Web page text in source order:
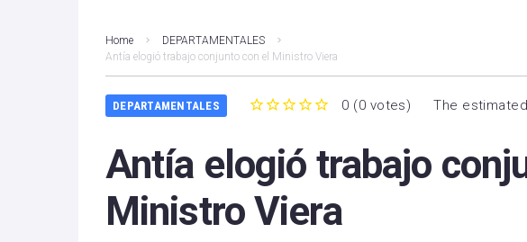
Home
DEPARTAMENTALES
Antía elogió trabajo conjunto con el Ministro Viera
DEPARTAMENTALES 0 (0 votes) The
Antía elogió trabajo
Ministro Viera